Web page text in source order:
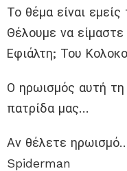
Το θέμα είναι
Θέλουμε να
Εφιάλτη; Του
Ο ηρωισμός αυτή τη
πατρίδα μας…
Αν θέλετε
Spiderman